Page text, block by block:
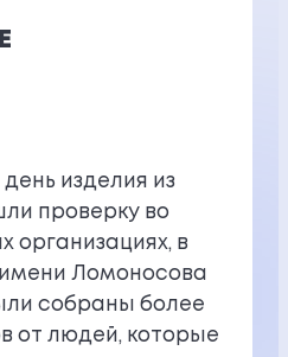
изделия из
проверку во
организациях, в
Ломоносова
собраны более
от людей, которые